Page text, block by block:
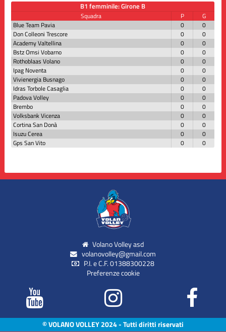
B1 femminile: Girone B
Squadra P
G
Blue Team Pavia
0
0
Don Colleoni Trescore
0
0
Academy Valtellina
0
0
Bstz Omsi Vobarno
0
0
Rothoblaas Volano
0
0
Ipag Noventa
0
0
Vivienergia Busnago
0
0
Idras Torbole Casaglia
0
0
Padova Volley
0
0
Brembo
0
0
Volksbank Vicenza
0
0
Cortina San Donà
0
0
Isuzu Cerea
0
0
Gps San Vito
0 0
Volano Volley asd
volanovolley@gmail.com
P.I. e C.F. 01388300228
Preferenze cookie
© VOLANO VOLLEY 2024 - Tutti diritti riservati